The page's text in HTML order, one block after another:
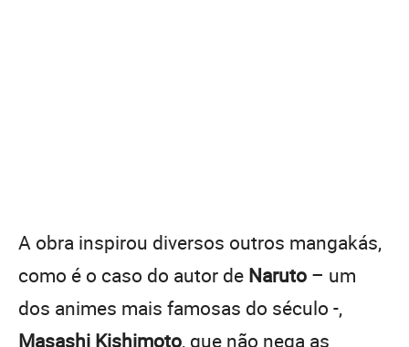
A obra inspirou diversos outros mangakás,
como é o caso do autor de Naruto – um
dos animes mais famosas do século -,
Masashi Kishimoto, que não nega as